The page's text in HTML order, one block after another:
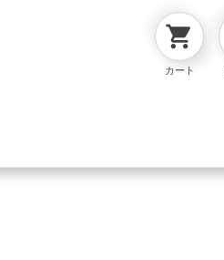
shopping_cart
カート